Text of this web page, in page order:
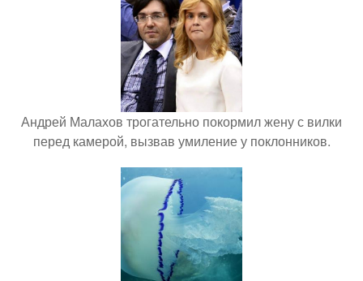
Андрей Малахов трогательно покормил жену с вилки
перед камерой, вызвав умиление у поклонников.